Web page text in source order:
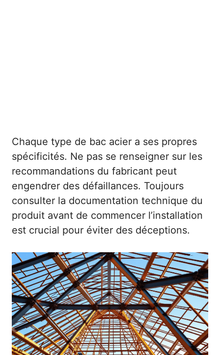
Chaque type de bac acier a ses propres
spécificités. Ne pas se renseigner sur les
recommandations du fabricant peut
engendrer des défaillances. Toujours
consulter la documentation technique du
produit avant de commencer l’installation
est crucial pour éviter des déceptions.